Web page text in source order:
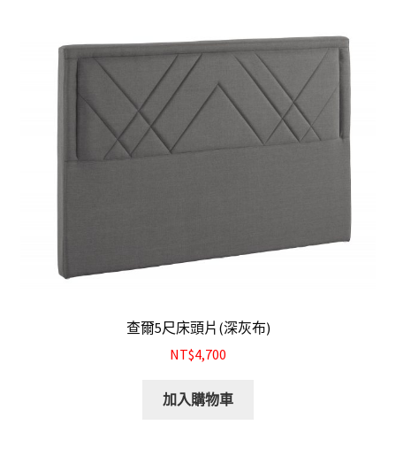
查爾5尺床頭片(深灰布)
NT$4,700
加入購物車